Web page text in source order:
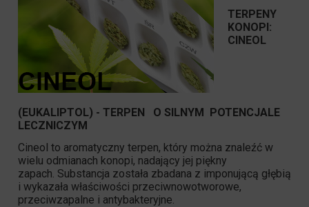
TERPENY
KONOPI:
CINEOL
(EUKALIPTOL) - TERPEN O SILNYM POTENCJALE
LECZNICZYM
Cineol to aromatyczny terpen, który można znaleźć w
wielu odmianach konopi, nadający jej piękny
zapach. Substancja została zbadana z imponującą głębią
i wykazała właściwości przeciwnowotworowe,
przeciwzapalne i antybakteryjne.